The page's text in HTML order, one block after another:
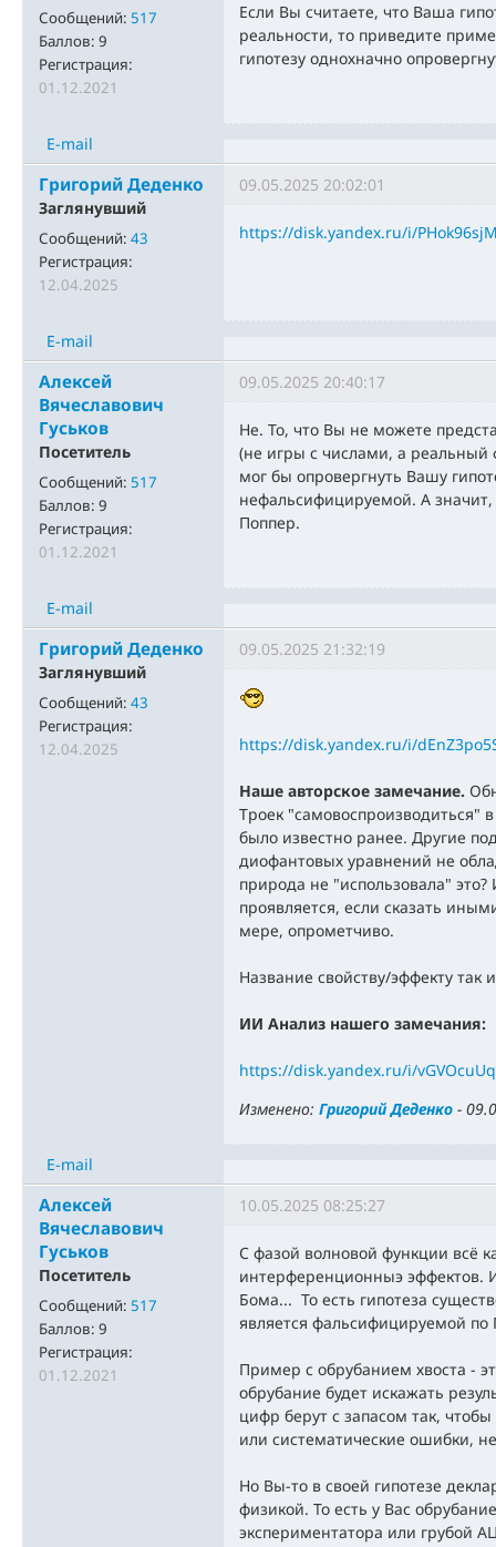
Сообщений: 517
Баллов: 9
Регистрация:
01.12.2021
Если Вы считаете, что Ваша
реальности, то приведите
гипотезу однохначно
E-mail
Григорий Деденко
Заглянувший
Сообщений: 43
Регистрация:
12.04.2025
09.05.2025 20:02:01
https://disk.yandex.ru/i/
E-mail
Алексей
Вячеславович
Гуськов
Посетитель
Сообщений: 517
Баллов: 9
Регистрация:
01.12.2021
09.05.2025 20:40:17
Не. То, что Вы не можете
(не игры с числами, а реальный
мог бы опровергнуть Вашу
нефальсифицируемой. А
Поппер.
E-mail
Григорий Деденко
Заглянувший
Сообщений: 43
Регистрация:
12.04.2025
09.05.2025 21:32:19
https://disk.yandex.ru/i/
Наше авторское замечание.
Троек "самовоспроизводиться"
было известно ранее. Другие
диофантовых уравнений не
природа не "использовала"
проявляется, если сказать
мере, опрометчиво.
Название свойству/эффекту
ИИ Анализ нашего замечания:
https://disk.yandex.ru/i/
Изменено: Григорий Деденко -
E-mail
Алексей
Вячеславович
Гуськов
Посетитель
Сообщений: 517
Баллов: 9
Регистрация:
01.12.2021
10.05.2025 08:25:27
C фазой волновой функции всё
интерференционныэ эффектов.
Бома... То есть гипотеза
является фальсифицируемой по
Пример с обрубанием хвоста -
обрубание будет искажать
цифр берут с запасом так,
или систематические ошибки,
Но Вы-то в своей гипотезе
физикой. То есть у Вас
экспериментатора или грубой